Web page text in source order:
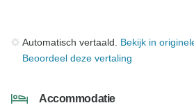
Automatisch vertaald. Bekijk in
Beoordeel deze vertaling
Accommodatie